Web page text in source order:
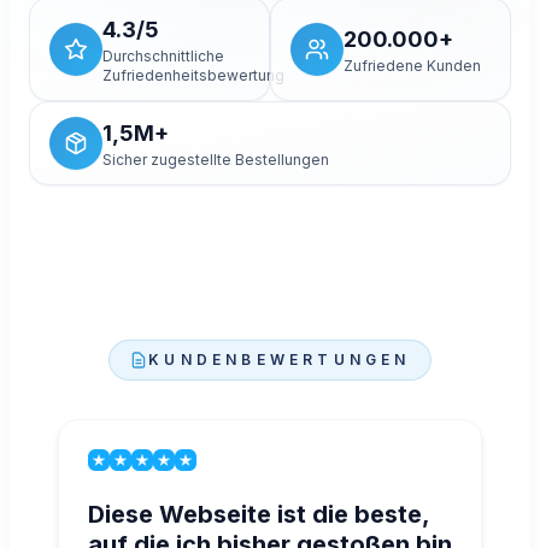
4.3/5
Durchschnittliche
Zufriedenheitsbewertung
200.000+
Zufriedene Kunden
1,5M+
Sicher zugestellte Bestellungen
Erlauben und Video laden
KUNDENBEWERTUNGEN
Diese Webseite ist die beste,